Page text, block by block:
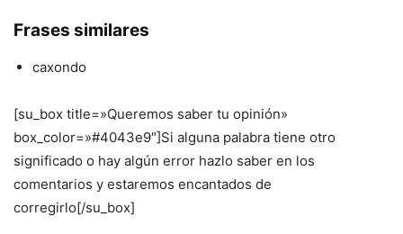
Frases similares
caxondo
[su_box title=»Queremos saber tu opinión»
box_color=»#4043e9″]Si alguna palabra tiene otro
significado o hay algún error hazlo saber en los
comentarios y estaremos encantados de
corregirlo[/su_box]